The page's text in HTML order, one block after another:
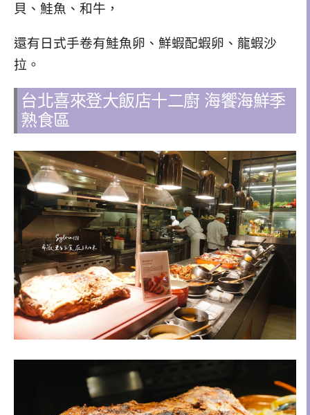
貝、鮭魚、和牛，
還有日式手卷有鮭魚卵、鮮蝦配蝦卵、龍蝦沙
拉。
台北喜來登大飯店十二廚 海饗海鮮季
熟食區